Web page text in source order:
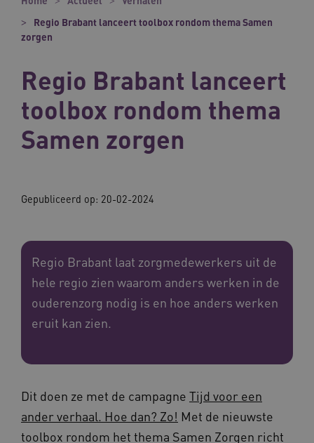
Regio Brabant lanceert toolbox rondom thema Samen
zorgen
Regio Brabant lanceert
toolbox rondom thema
Samen zorgen
Gepubliceerd op: 20-02-2024
Regio Brabant laat zorgmedewerkers uit de
hele regio zien waarom anders werken in de
ouderenzorg nodig is en hoe anders werken
eruit kan zien.
Dit doen ze met de campagne Tijd voor een
ander verhaal. Hoe dan? Zo! Met de nieuwste
toolbox rondom het thema Samen Zorgen richt